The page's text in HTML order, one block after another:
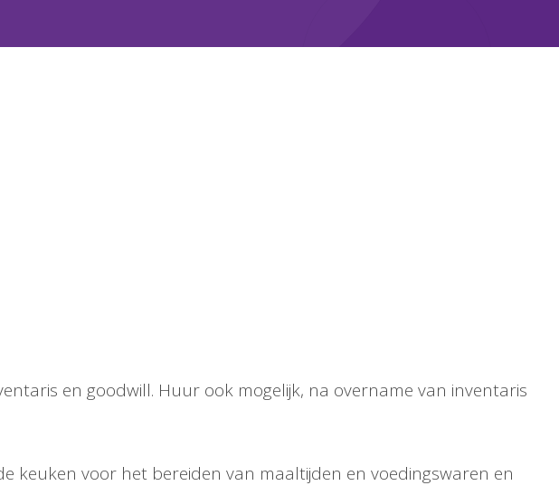
en goodwill. Huur ook mogelijk, na overname van inventaris
keuken voor het bereiden van maaltijden en voedingswaren en